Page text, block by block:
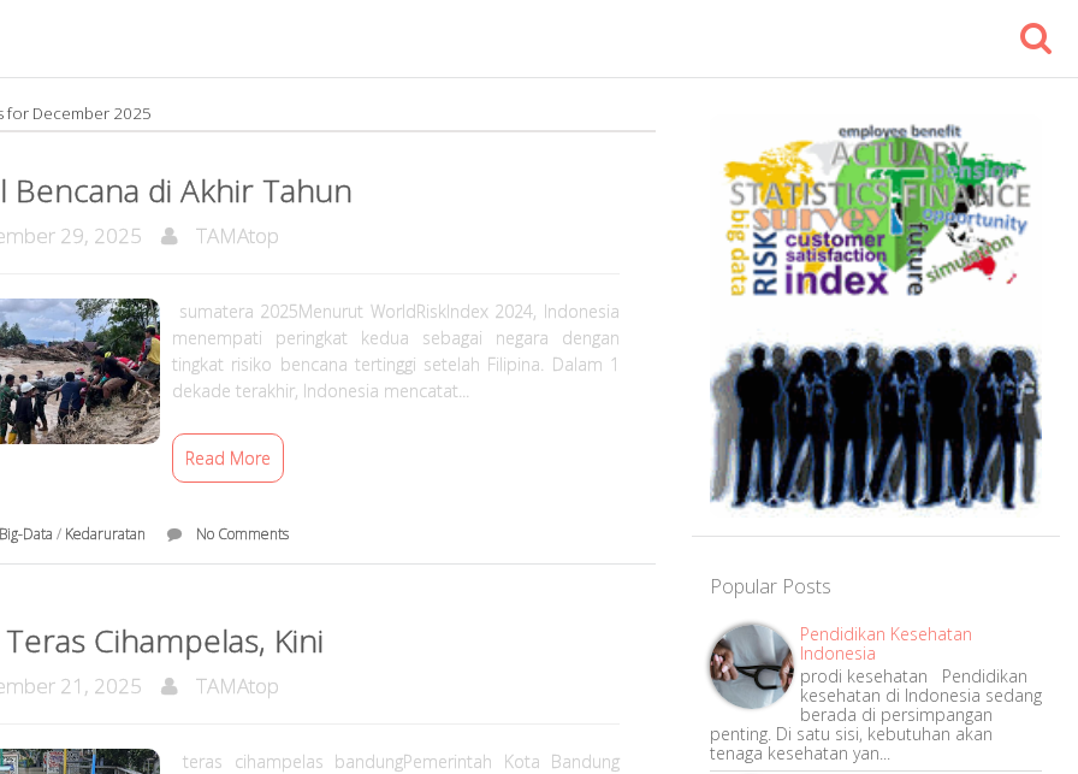
for December 2025
Bencana di Akhir Tahun
29, 2025 TAMAtop
sumatera 2025Menurut WorldRiskIndex 2024, Indonesia
menempati peringkat kedua sebagai negara dengan
tingkat risiko bencana tertinggi setelah Filipina. Dalam 1
dekade terakhir, Indonesia mencatat...
Read More
Big-Data / Kedaruratan No Comments
Cihampelas, Kini
21, 2025 TAMAtop
teras cihampelas bandungPemerintah Kota Bandung
Popular Posts
Pendidikan Kesehatan
Indonesia
prodi kesehatan Pendidikan
kesehatan di Indonesia sedang
berada di persimpangan
penting. Di satu sisi, kebutuhan akan
tenaga kesehatan yan...